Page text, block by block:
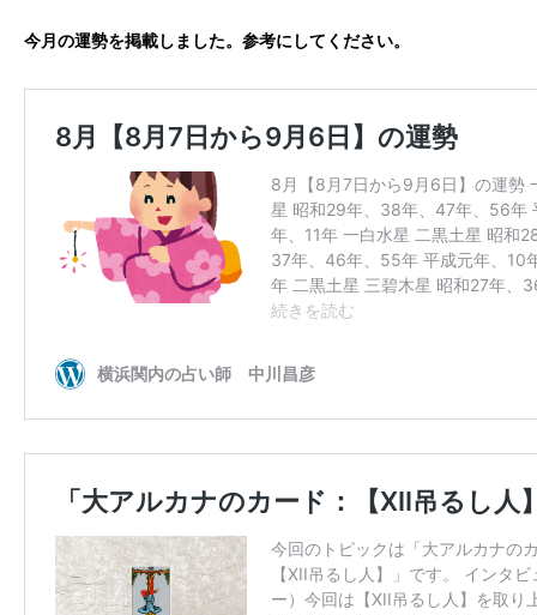
今月の運勢を掲載しました。参考にしてください。